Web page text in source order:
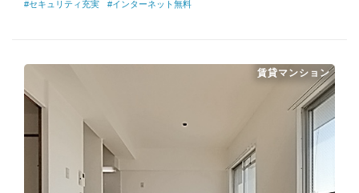
#セキュリティ充実 #インターネット無料
賃貸マンション